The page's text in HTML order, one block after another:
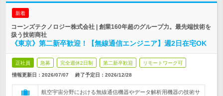
新着
コーンズテクノロジー株式会社 | 創業160年超のグループ力。最先端技術を
扱う技術商社
《東京》第二新卒歓迎！【無線通信エンジニア】週2日在宅OK
正社員 急募 完全週休2日制 第二新卒歓迎 リモートワーク可
情報更新日：2026/07/07 終了予定日： 2026/12/28
航空宇宙分野における無線通信機器やデータ解析用機器の技術サ